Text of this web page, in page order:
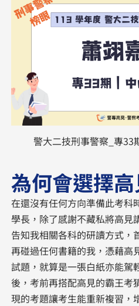
警大二技刑事警察_專33
為何會選擇高
在還沒有任何方向準備此考科
學長，除了感謝不藏私將高見
告知我相關各科的研讀方式，
再碰過任何書籍的我，憑藉高
試題，就算是一張白紙亦能駕
後，考前再搭配高見的霸王考
現的考題讓考生能重新複習，